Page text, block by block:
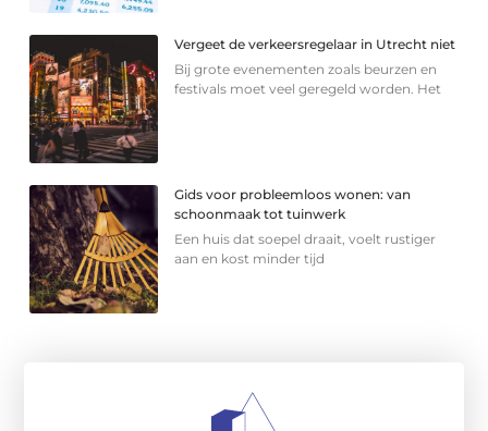
Vergeet de verkeersregelaar in Utrecht niet
Bij grote evenementen zoals beurzen en
festivals moet veel geregeld worden. Het
Gids voor probleemloos wonen: van
schoonmaak tot tuinwerk
Een huis dat soepel draait, voelt rustiger
aan en kost minder tijd